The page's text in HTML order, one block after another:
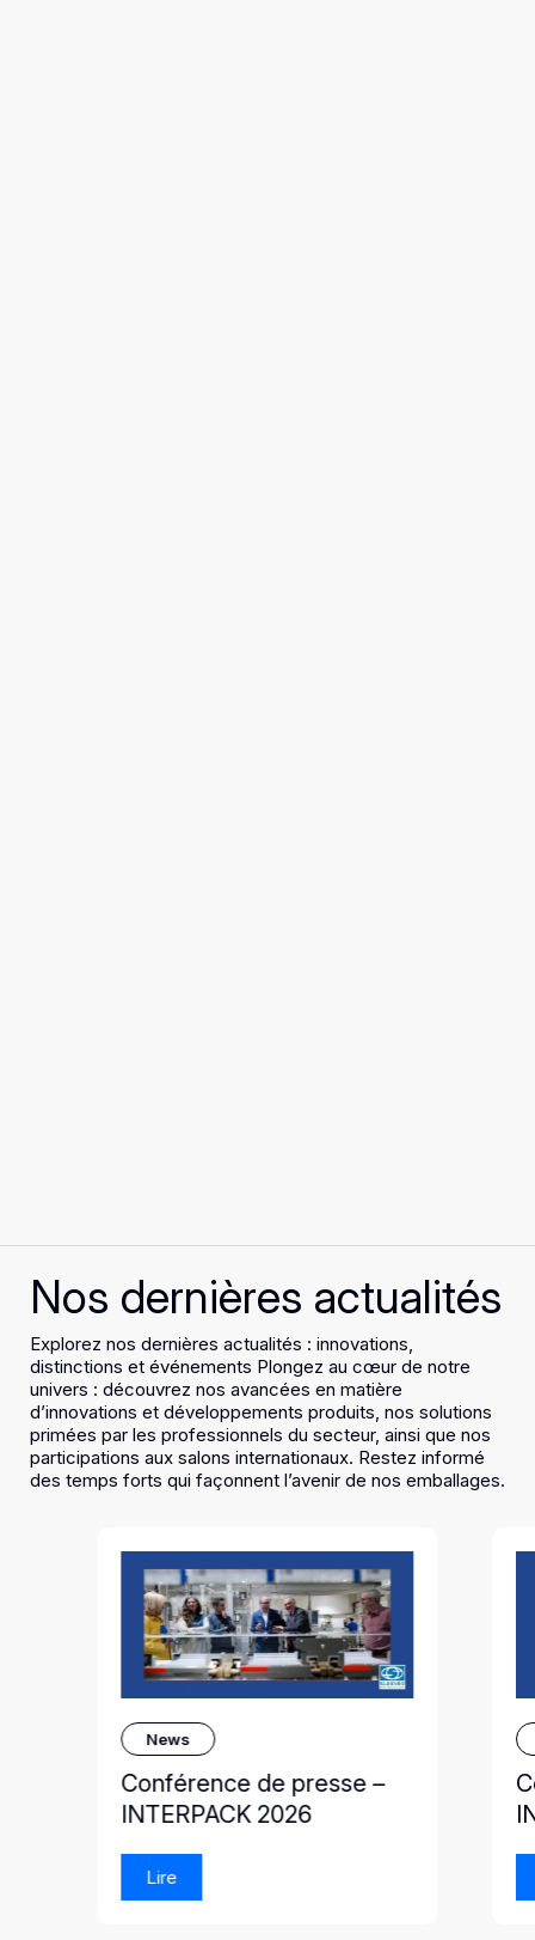
Nos dernières actualités
Explorez nos dernières actualités : innovations,
distinctions et événements Plongez au cœur de notre
univers : découvrez nos avancées en matière
d’innovations et développements produits, nos solutions
primées par les professionnels du secteur, ainsi que nos
participations aux salons internationaux. Restez informé
des temps forts qui façonnent l’avenir de nos emballages.
News
Conférence de presse –
INTERPACK 2026
Lire